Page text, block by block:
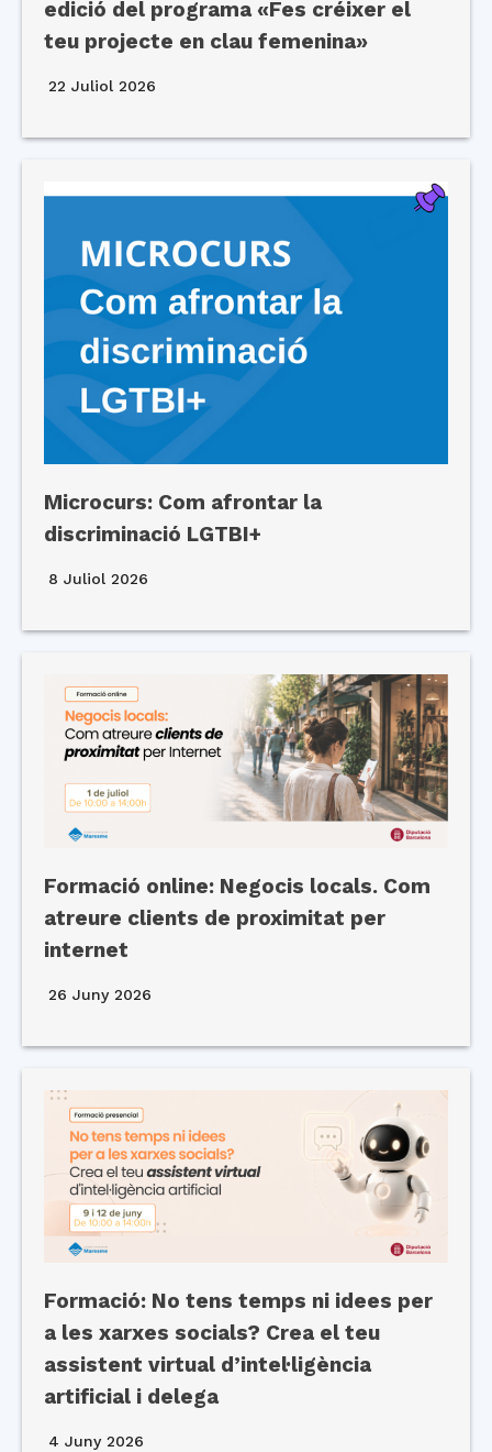
edició del programa «Fes créixer el
teu projecte en clau femenina»
22 Juliol 2026
Microcurs: Com afrontar la
discriminació LGTBI+
8 Juliol 2026
Formació online: Negocis locals. Com
atreure clients de proximitat per
internet
26 Juny 2026
Formació: No tens temps ni idees per
a les xarxes socials? Crea el teu
assistent virtual d’intel·ligència
artificial i delega
4 Juny 2026